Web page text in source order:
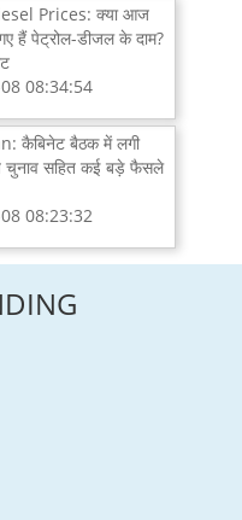
Prices: क्या आज
हैं पेट्रोल-डीजल के दाम?
08:34:54
कैबिनेट बैठक में लगी
चुनाव सहित कई बड़े फैसले
08:23:32